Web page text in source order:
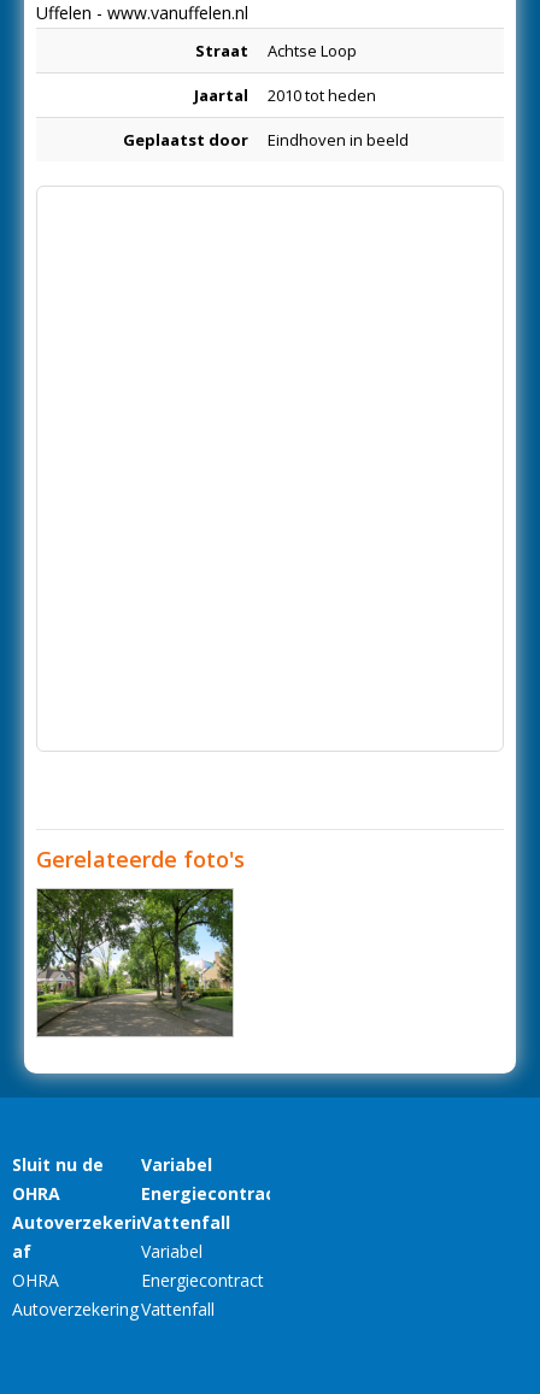
Uffelen - www.vanuffelen.nl
Straat Achtse Loop
Jaartal 2010 tot heden
Geplaatst door Eindhoven in beeld
Gerelateerde foto's